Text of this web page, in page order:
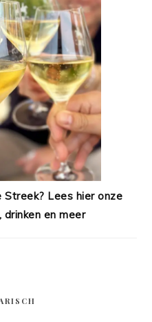
Streek? Lees hier onze
en meer